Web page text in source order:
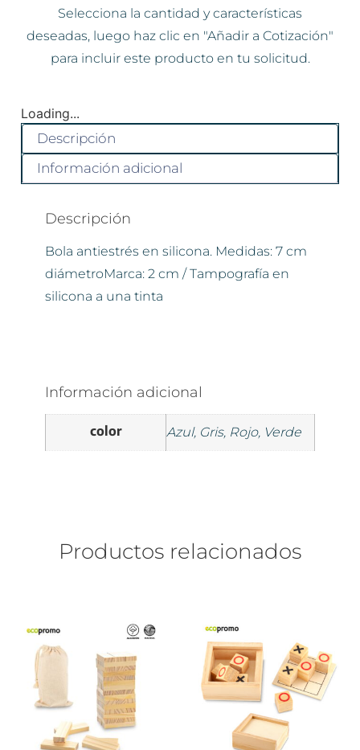
Selecciona la cantidad y características
deseadas, luego haz clic en "Añadir a Cotización"
para incluir este producto en tu solicitud.
Loading...
Descripción
Información adicional
Descripción
Bola antiestrés en silicona. Medidas: 7 cm
diámetroMarca: 2 cm / Tampografía en
silicona a una tinta
Información adicional
color Azul, Gris, Rojo, Verde
Productos relacionados